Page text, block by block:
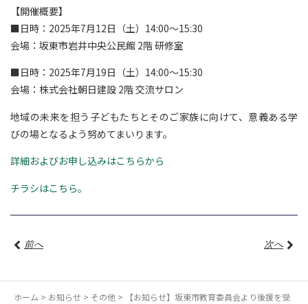
【開催概要】
■日時：2025年7月12日（土）14:00～15:30
会場：坂東市岩井中央公民館 2階 研修室
■日時：2025年7月19日（土）14:00～15:30
会場：株式会社朝日建設 2階 交流サロン
地域の未来を担う子どもたちとそのご家族に向けて、意義ある学
びの場となるよう努めてまいります。
詳細およびお申し込みはこちらから
チラシはこちら。
前へ 次へ
ホーム > お知らせ > その他 >
【お知らせ】坂東市教育委員会より後援を受